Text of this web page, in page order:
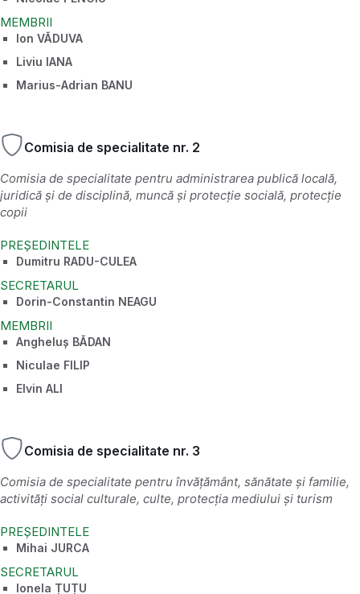
MEMBRII
Ion VĂDUVA
Liviu IANA
Marius-Adrian BANU
Comisia de specialitate nr. 2
Comisia de specialitate pentru administrarea publică locală,
juridică și de disciplină, muncă și protecție socială, protecție
copii
PREȘEDINTELE
Dumitru RADU-CULEA
SECRETARUL
Dorin-Constantin NEAGU
MEMBRII
Angheluș BĂDAN
Niculae FILIP
Elvin ALI
Comisia de specialitate nr. 3
Comisia de specialitate pentru învățământ, sănătate și familie,
activități social culturale, culte, protecția mediului și turism
PREȘEDINTELE
Mihai JURCA
SECRETARUL
Ionela ȚUȚU